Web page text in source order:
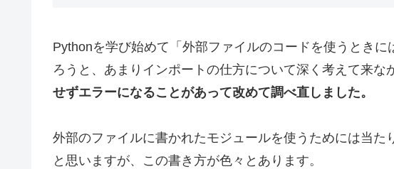
Pythonを学び始めて「外部ファイルのコードを使うとき
ろうと、あまりインポートの仕方について深く考えて来な
せずエラーになることがあって改めて調べ直しました。
外部のファイルに書かれたモジュールを使うためには当た
と思いますが、この書き方が色々とあります。